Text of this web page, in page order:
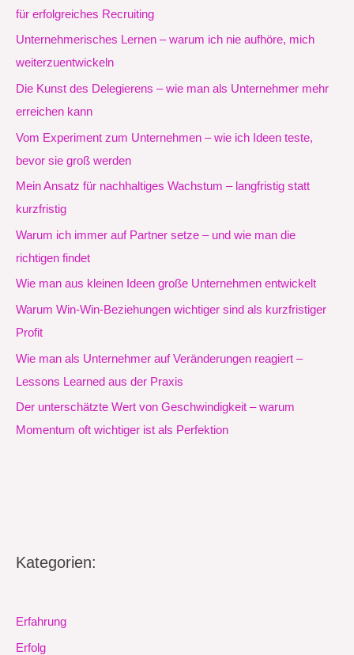
für erfolgreiches Recruiting
Unternehmerisches Lernen – warum ich nie aufhöre, mich
weiterzuentwickeln
Die Kunst des Delegierens – wie man als Unternehmer mehr
erreichen kann
Vom Experiment zum Unternehmen – wie ich Ideen teste,
bevor sie groß werden
Mein Ansatz für nachhaltiges Wachstum – langfristig statt
kurzfristig
Warum ich immer auf Partner setze – und wie man die
richtigen findet
Wie man aus kleinen Ideen große Unternehmen entwickelt
Warum Win-Win-Beziehungen wichtiger sind als kurzfristiger
Profit
Wie man als Unternehmer auf Veränderungen reagiert –
Lessons Learned aus der Praxis
Der unterschätzte Wert von Geschwindigkeit – warum
Momentum oft wichtiger ist als Perfektion
Kategorien:
Erfahrung
Erfolg